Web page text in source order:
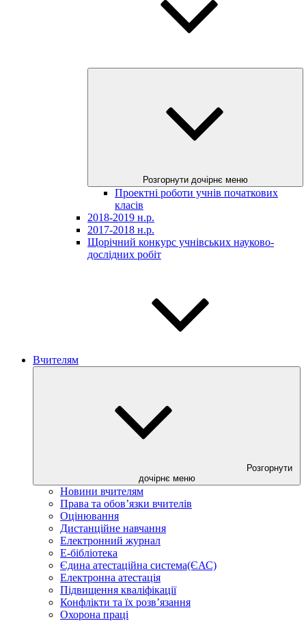
Розгорнути дочірнє меню
Проектні роботи учнів початкових
класів
2018-2019 н.р.
2017-2018 н.р.
Щорічний конкурс учнівських науково-
дослідних робіт
Вчителям
Розгорнути
дочірнє меню
Новини вчителям
Права та обов’язки вчителів
Оцінювання
Дистанційне навчання
Електронний журнал
E-бібліотека
Єдина атестаційна система(ЄАС)
Електронна атестація
Підвищення кваліфікації
Конфлікти та їх розв’язання
Охорона праці